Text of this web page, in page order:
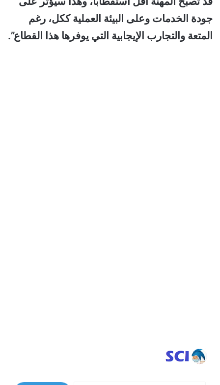
جودة الخدمات وعلى البيئة العملية ككل، رغم
المتعة والتجارب الإيجابية التي يوفرها هذا القطاع”.